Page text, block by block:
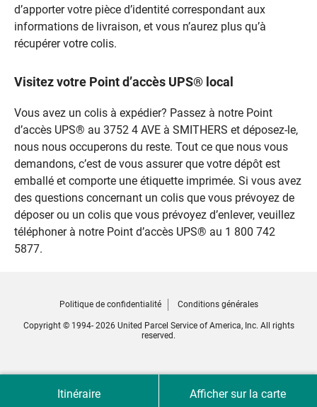
d’apporter votre pièce d’identité correspondant aux
informations de livraison, et vous n’aurez plus qu’à
récupérer votre colis.
Visitez votre Point d’accès UPS® local
Vous avez un colis à expédier? Passez à notre Point
d’accès UPS® au 3752 4 AVE à SMITHERS et déposez-le,
nous nous occuperons du reste. Tout ce que nous vous
demandons, c’est de vous assurer que votre dépôt est
emballé et comporte une étiquette imprimée. Si vous avez
des questions concernant un colis que vous prévoyez de
déposer ou un colis que vous prévoyez d’enlever, veuillez
téléphoner à notre Point d’accès UPS® au 1 800 742
5877.
Itinéraire Afficher sur la carte
Politique de confidentialité Conditions générales
Copyright © 1994- 2026 United Parcel Service of America, Inc. All rights
reserved.